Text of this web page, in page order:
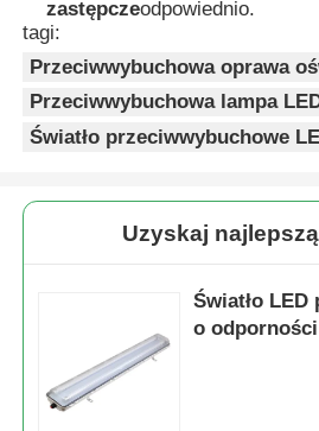
zastępczeodpowiednio.
tagi:
Przeciwwybuchowa oprawa
Przeciwwybuchowa lampa
Światło przeciwwybuchowe
Uzyskaj
Światło
o